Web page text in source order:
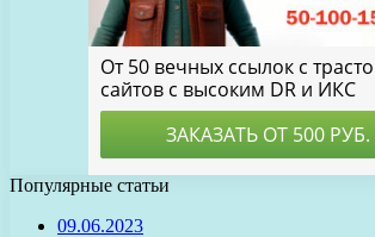
Популярные статьи
09.06.2023